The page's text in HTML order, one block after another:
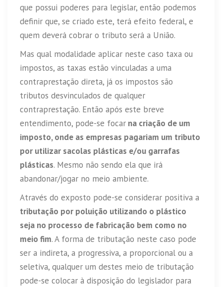
que possui poderes para legislar, então podemos
definir que, se criado este, terá efeito federal, e
quem deverá cobrar o tributo será a União.
Mas qual modalidade aplicar neste caso taxa ou
impostos, as taxas estão vinculadas a uma
contraprestação direta, já os impostos são
tributos desvinculados de qualquer
contraprestação. Então após este breve
entendimento, pode-se focar na criação de um
imposto, onde as empresas pagariam um tributo
por utilizar sacolas plásticas e/ou garrafas
plásticas. Mesmo não sendo ela que irá
abandonar/jogar no meio ambiente.
Através do exposto pode-se considerar positiva a
tributação por poluição utilizando o plástico
seja no processo de fabricação bem como no
meio fim. A forma de tributação neste caso pode
ser a indireta, a progressiva, a proporcional ou a
seletiva, qualquer um destes meio de tributação
pode-se colocar à disposição do legislador para